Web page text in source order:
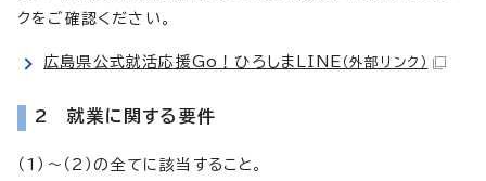
クをご確認ください。
広島県公式就活応援Go！ひろしまLINE （外部リンク）
2 就業に関する要件
（1）～（2）の全てに該当すること。